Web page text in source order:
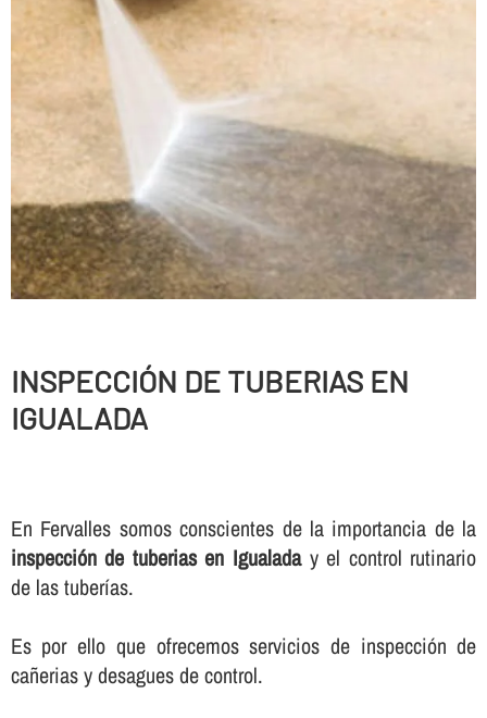
INSPECCIÓN DE TUBERIAS EN
IGUALADA
En Fervalles somos conscientes de la importancia de la
inspección de tuberias en Igualaday el control rutinario
de las tuberí­as.
Es por ello que ofrecemos servicios de inspección de
cañerias y desagues de control.